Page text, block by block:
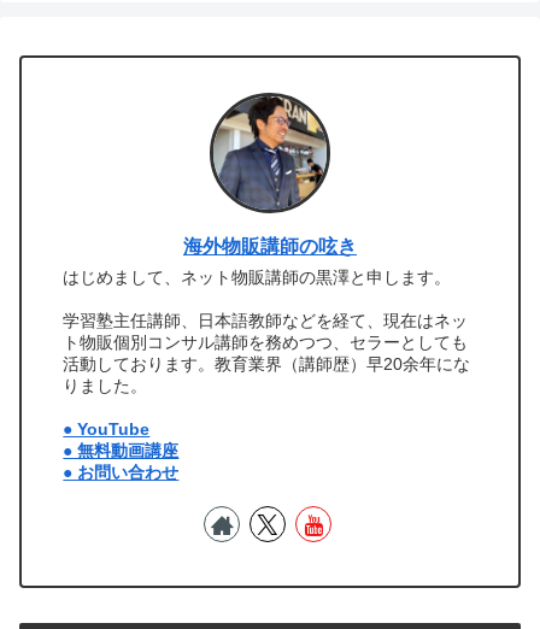
海外物販講師の呟き
はじめまして、ネット物販講師の黒澤と申します。
学習塾主任講師、日本語教師などを経て、現在はネッ
ト物販個別コンサル講師を務めつつ、セラーとしても
活動しております。教育業界（講師歴）早20余年にな
りました。
● YouTube
● 無料動画講座
● お問い合わせ